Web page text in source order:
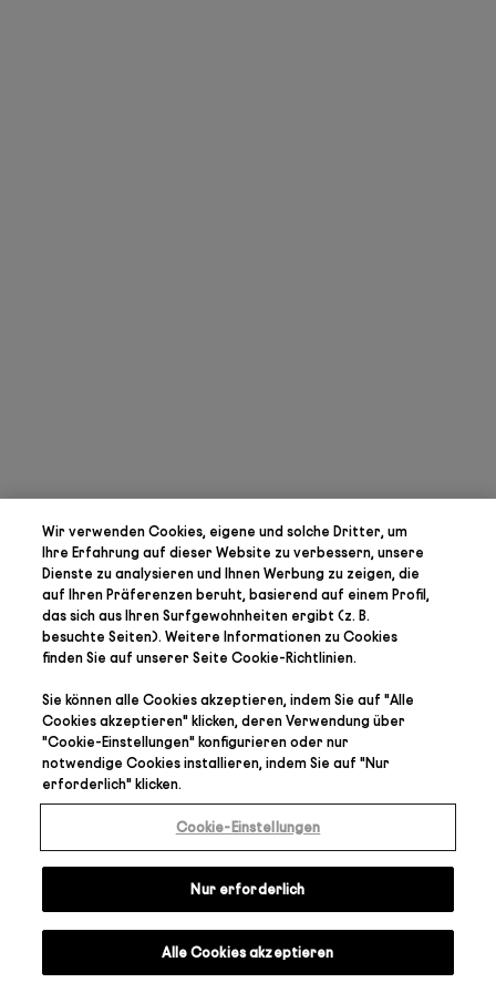
Wir verwenden Cookies, eigene und solche Dritter, um
Ihre Erfahrung auf dieser Website zu verbessern, unsere
Dienste zu analysieren und Ihnen Werbung zu zeigen, die
auf Ihren Präferenzenberuht, basierend auf einem Profil,
das sich aus Ihren Surfgewohnheiten ergibt (z. B.
besuchte Seiten). Weitere Informationen zu Cookies
finden Sie auf unserer SeiteCookie-Richtlinien.
Sie können alle Cookies akzeptieren, indem Sie auf "Alle
Cookies akzeptieren" klicken, deren Verwendung über
"Cookie-Einstellungen" konfigurieren oder nur
notwendige Cookies installieren, indem Sie auf "Nur
erforderlich" klicken.
Cookie-Einstellungen
Nur erforderlich
Alle Cookies akzeptieren